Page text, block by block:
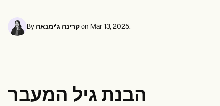
דיאטנים ותזונאים
פיזיותרפיסטים
בלוגים
מדריכי משאבים
Massage therapists
Personal trainers
By קרינה ג'ימנאה on Mar 13, 2025.
הבנת גיל המעבר